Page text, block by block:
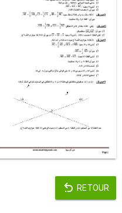
RETOUR